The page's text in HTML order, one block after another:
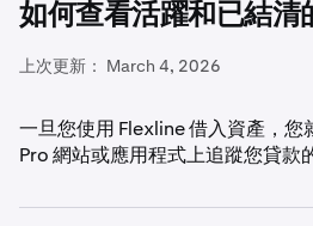
如何查看活躍和已結清
上次更新： March 4, 2026
一旦您使用 Flexline 借入資產，您
Pro 網站或應用程式上追蹤您貸款